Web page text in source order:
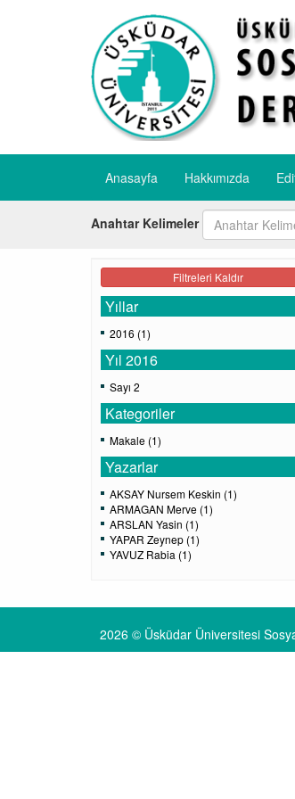
Anasayfa Hakkımızda
Anahtar Kelimeler
Filtreleri Kaldır
Yıllar
2016 (1)
Yıl 2016
Sayı 2
Kategoriler
Makale (1)
Yazarlar
AKSAY Nursem Keskin (1)
ARMAGAN Merve (1)
ARSLAN Yasin (1)
YAPAR Zeynep (1)
YAVUZ Rabia (1)
2026 © Üsküdar Üniversitesi